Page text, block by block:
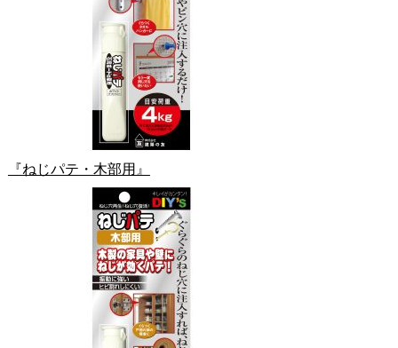
『ねじパテ・木部用』